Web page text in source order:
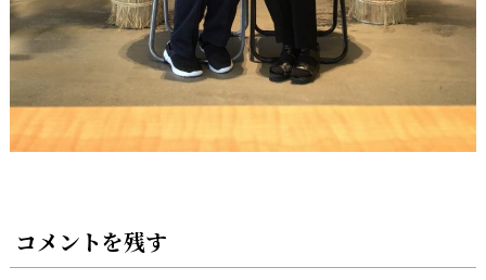
コメントを残す